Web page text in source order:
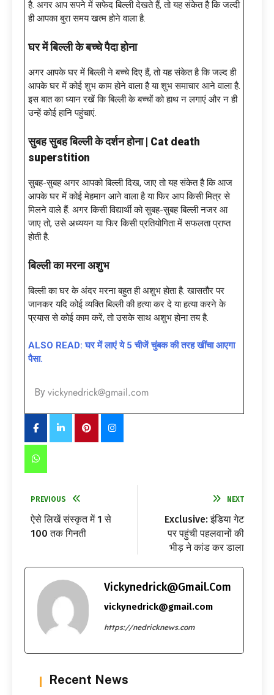
है. अगर आप सपने में सफेद बिल्ली देखते हैं, तो यह संकेत है कि जल्‍दी
ही आपका बुरा समय खत्म होने वाला है.
घर में बिल्ली के बच्चे पैदा होना
अगर आपके घर में बिल्ली ने बच्चे दिए हैं, तो यह संकेत है कि जल्द ही
आपके घर में कोई शुभ काम होने वाला है या शुभ समाचार आने वाला है.
इस बात का ध्यान रखें कि बिल्ली के बच्चों को हाथ न लगाएं और न ही
उन्हें कोई हानि पहुंचाएं.
सुबह सुबह बिल्ली के दर्शन होना | Cat death
superstition
सुबह-सुबह अगर आपको बिल्ली दिख, जाए तो यह संकेत है कि आज
आपके घर में कोई मेहमान आने वाला है या फिर आप किसी मित्र से
मिलने वाले हैं. अगर किसी विद्यार्थी को सुबह-सुबह बिल्ली नजर आ
जाए तो, उसे अध्ययन या फिर किसी प्रतियोगिता में सफलता प्राप्त
होती है.
बिल्ली का मरना अशुभ
बिल्ली का घर के अंदर मरना बहुत ही अशुभ होता है. खासतौर पर
जानकर यदि कोई व्यक्ति बिल्‍ली की हत्‍या कर दे या हत्या करने के
प्रयास से कोई काम करें, तो उसके साथ अशुभ होना तय है.
ALSO READ: घर में लाएं ये 5 चीजें चुंबक की तरह खींचा आएगा
पैसा.
By vickynedrick@gmail.com
PREVIOUS
ऐसे लिखें संस्कृत में 1 से
100 तक गिनती
NEXT
Exclusive: इंडिया गेट
पर पहुंची पहलवानों की
भीड़ ने कांड कर डाला
Vickynedrick@gmail.com
vickynedrick@gmail.com
https://nedricknews.com
Recent News